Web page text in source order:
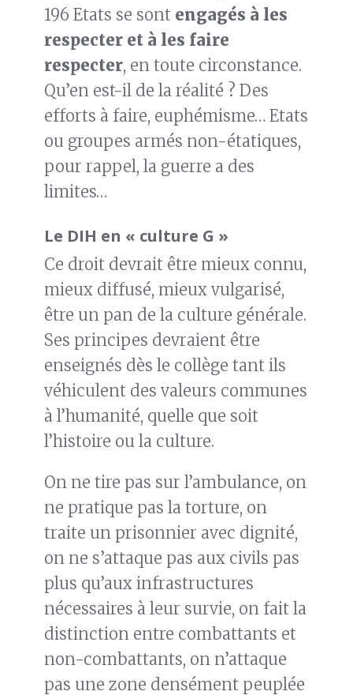
196 Etats se sont engagés à les
respecter et à les faire
respecter, en toute circonstance.
Qu’en est-il de la réalité ? Des
efforts à faire, euphémisme… Etats
ou groupes armés non-étatiques,
pour rappel, la guerre a des
limites…
Le DIH en « culture G »
Ce droit devrait être mieux connu,
mieux diffusé, mieux vulgarisé,
être un pan de la culture générale.
Ses principes devraient être
enseignés dès le collège tant ils
véhiculent des valeurs communes
à l’humanité, quelle que soit
l’histoire ou la culture.
On ne tire pas sur l’ambulance, on
ne pratique pas la torture, on
traite un prisonnier avec dignité,
on ne s’attaque pas aux civils pas
plus qu’aux infrastructures
nécessaires à leur survie, on fait la
distinction entre combattants et
non-combattants, on n’attaque
pas une zone densément peuplée